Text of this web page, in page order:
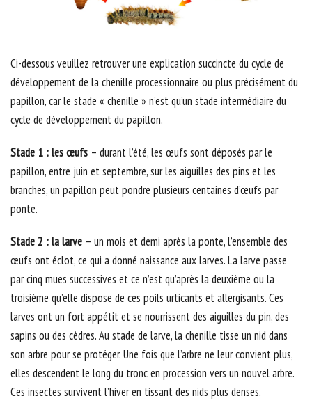
Ci-dessous veuillez retrouver une explication succincte du cycle de
développement de la chenille processionnaire ou plus précisément du
papillon, car le stade « chenille » n’est qu’un stade intermédiaire du
cycle de développement du papillon.
Stade 1 : les œufs – durant l’été, les œufs sont déposés par le
papillon, entre juin et septembre, sur les aiguilles des pins et les
branches, un papillon peut pondre plusieurs centaines d’œufs par
ponte.
Stade 2 : la larve – un mois et demi après la ponte, l’ensemble des
œufs ont éclot, ce qui a donné naissance aux larves. La larve passe
par cinq mues successives et ce n’est qu’après la deuxième ou la
troisième qu’elle dispose de ces poils urticants et allergisants. Ces
larves ont un fort appétit et se nourrissent des aiguilles du pin, des
sapins ou des cèdres. Au stade de larve, la chenille tisse un nid dans
son arbre pour se protéger. Une fois que l’arbre ne leur convient plus,
elles descendent le long du tronc en procession vers un nouvel arbre.
Ces insectes survivent l’hiver en tissant des nids plus denses.